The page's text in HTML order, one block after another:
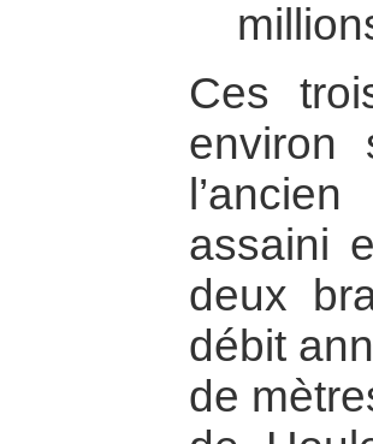
Ces
environ
assaini
deux
débit
de